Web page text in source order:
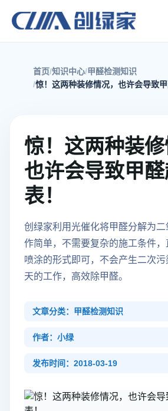
首页 知识中心 甲醛检测知识
惊！这两种装修情况，也许会导致甲
惊！这两种装修
也许会导致甲
表！
创绿家利用光催化将甲醛分解为
作简单，不需要复杂的施工条件
喷涂的形式即可，不会产生二次
天的工作，高效除甲醛。
文章分类：甲醛检测知识
作者：小绿
发布时间：2018-03-19